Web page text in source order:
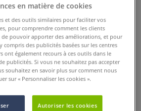
1557
Commentaires
- 120 g/m² - ce bloc collé en tête
papier "blanc pur" et de grammage
acide, surface mate.
Plus
en matière de cookies
et des outils similaires pour faciliter vos
pour comprendre comment les clients
de pouvoir apporter des améliorations, et pour
compris des publicités basées sur les centres
ont également recours à ces outils dans le
publicités. Si vous ne souhaitez pas accepter
souhaitez en savoir plus sur comment nous
sur « Personnaliser les cookies ».
Autoriser les cookies